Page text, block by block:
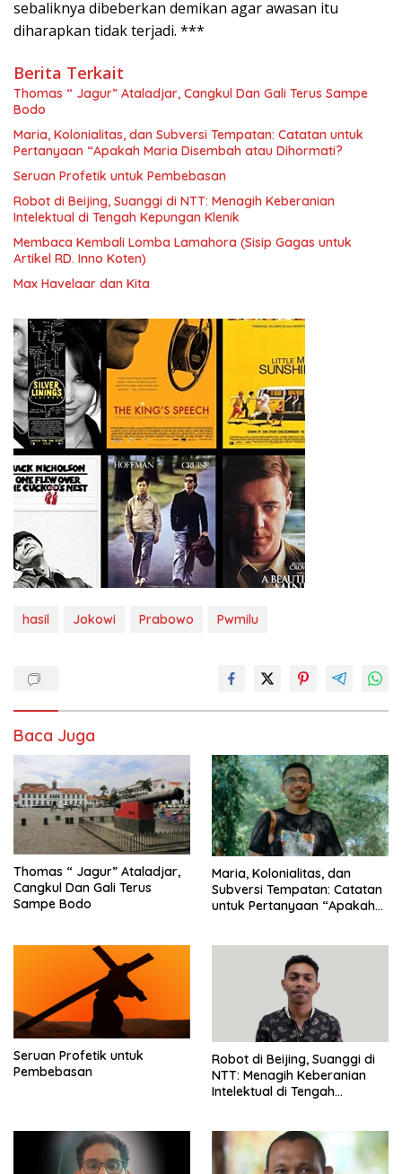
sebaliknya dibeberkan demikan agar awasan itu
diharapkan tidak terjadi. ***
Berita Terkait
Thomas “ Jagur” Ataladjar, Cangkul Dan Gali Terus Sampe
Bodo
Maria, Kolonialitas, dan Subversi Tempatan: Catatan untuk
Pertanyaan “Apakah Maria Disembah atau Dihormati?
Seruan Profetik untuk Pembebasan
Robot di Beijing, Suanggi di NTT: Menagih Keberanian
Intelektual di Tengah Kepungan Klenik
Membaca Kembali Lomba Lamahora (Sisip Gagas untuk
Artikel RD. Inno Koten)
Max Havelaar dan Kita
hasil Jokowi Prabowo Pwmilu
Baca Juga
Thomas “ Jagur” Ataladjar,
Cangkul Dan Gali Terus
Sampe Bodo
Maria, Kolonialitas, dan
Subversi Tempatan: Catatan
untuk Pertanyaan “Apakah
Seruan Profetik untuk
Pembebasan
Robot di Beijing, Suanggi di
NTT: Menagih Keberanian
Intelektual di Tengah